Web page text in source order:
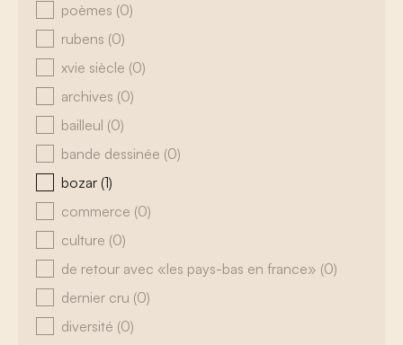
poèmes (0)
rubens (0)
xvie siècle (0)
archives (0)
bailleul (0)
bande dessinée (0)
bozar (1)
commerce (0)
culture (0)
de retour avec «les pays-bas en france» (0)
dernier cru (0)
diversité (0)